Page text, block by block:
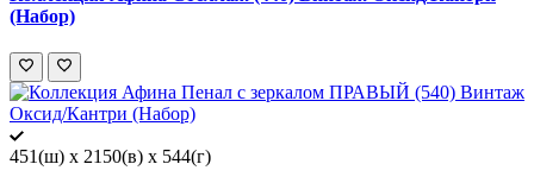
(Набор)
451(ш) x 2150(в) x 544(г)